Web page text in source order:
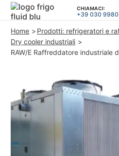
CHIAMACI:
+39 030
PRODOTTI
APPLICAZIONI e SOLUZIONI
ASSISTENZA
CHI SIAMO
Home
Prodotti: refrigeratori e
Dry cooler industriali
RAW/E Raffreddatore industriale